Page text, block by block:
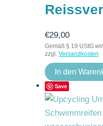
€29,00
Gemäß § 19 UStG
zzgl. Versandkosten
In den
Save